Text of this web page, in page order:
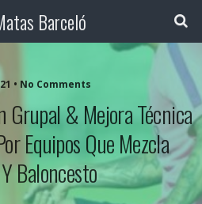
Barceló
• No Comments
Grupal & Mejora Técnica
Equipos Que Mezcla
Baloncesto